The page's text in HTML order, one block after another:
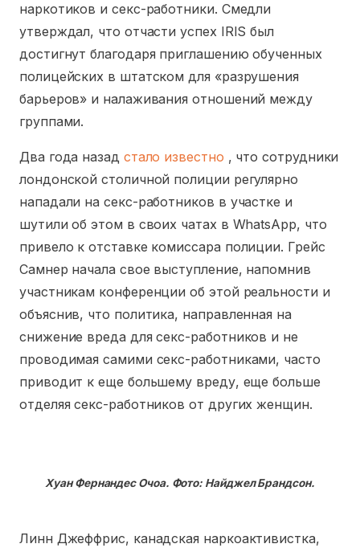
наркотиков и секс-работники. Смедли
утверждал, что отчасти успех IRIS был
достигнут благодаря приглашению обученных
полицейских в штатском для «разрушения
барьеров» и налаживания отношений между
группами.
Два года назад стало известно , что сотрудники
лондонской столичной полиции регулярно
нападали на секс-работников в участке и
шутили об этом в своих чатах в WhatsApp, что
привело к отставке комиссара полиции. Грейс
Самнер начала свое выступление, напомнив
участникам конференции об этой реальности и
объяснив, что политика, направленная на
снижение вреда для секс-работников и не
проводимая самими секс-работниками, часто
приводит к еще большему вреду, еще больше
отделяя секс-работников от других женщин.
Хуан Фернандес Очоа. Фото: Найджел Брандсон.
Линн Джеффрис, канадская наркоактивистка,